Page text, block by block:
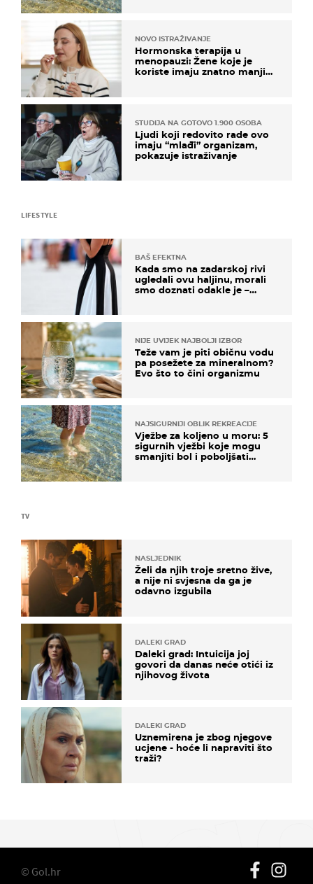
NOVO ISTRAŽIVANJE
Hormonska terapija u
menopauzi: Žene koje je
koriste imaju znatno manji
STUDIJA NA GOTOVO 1.900 OSOBA
Ljudi koji redovito rade ovo
imaju “mlađi” organizam,
pokazuje istraživanje
TV
NASLJEDNIK
Želi da njih troje sretno žive,
a nije ni svjesna da ga je
odavno izgubila
DALEKI GRAD
Daleki grad: Intuicija joj
govori da danas neće otići iz
njihovog života
DALEKI GRAD
Uznemirena je zbog njegove
ucjene - hoće li napraviti što
traži?
LIFESTYLE
BAŠ EFEKTNA
Kada smo na zadarskoj rivi
ugledali ovu haljinu, morali
smo doznati odakle je –
NIJE UVIJEK NAJBOLJI IZBOR
Teže vam je piti običnu vodu
pa posežete za mineralnom?
Evo što to čini organizmu
NAJSIGURNIJI OBLIK REKREACIJE
Vježbe za koljeno u moru: 5
sigurnih vježbi koje mogu
smanjiti bol i poboljšati
© Gol.hr